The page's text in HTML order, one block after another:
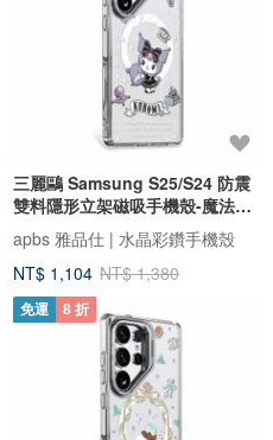
三麗鷗 Samsung S25/S24 防震
雙料隱形立架磁吸手機殼-魔法酷
洛米
apbs 雅品仕 | 水晶彩鑽手機殼
NT$ 1,104 NT$ 1,380
免運 8 折